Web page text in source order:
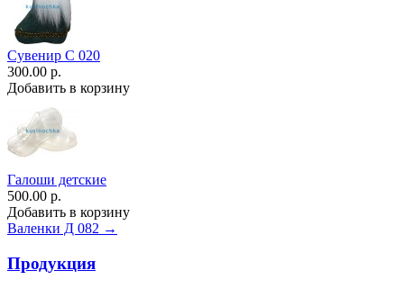
Сувенир С 020
300.00 р.
Добавить в корзину
Галоши детские
500.00 р.
Добавить в корзину
Валенки Д 082 →
Продукция